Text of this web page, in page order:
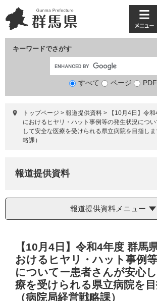
ー
ジ
ニ
ュ
て
キーワードでさがす
検
象
すべて ページ PDF
メ
ニ
ー
トップページ > 報道提供資料 >
【10月4日】令
におけるヒヤリ・ハット事例等の発生状況につ
して安全な医療を受けられる県立病院を目指し
略課）
報道提供資料
報道提供資料メニュー
【10月4日】令和4年度 群馬
おけるヒヤリ・ハット事例
についてー患者さんが安心
療を受けられる県立病院を
（病院局経営戦略課）